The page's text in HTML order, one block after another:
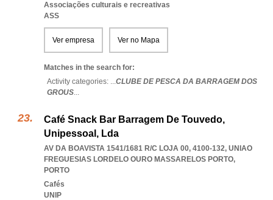
Associações culturais e recreativas
ASS
Ver empresa Ver no Mapa
Matches in the search for:
Activity categories: ...CLUBE DE PESCA DA BARRAGEM DOS
GROUS...
Café Snack Bar Barragem De Touvedo,
Unipessoal, Lda
AV DA BOAVISTA 1541/1681 R/C LOJA 00, 4100-132, UNIAO
FREGUESIAS LORDELO OURO MASSARELOS PORTO,
PORTO
Cafés
UNIP